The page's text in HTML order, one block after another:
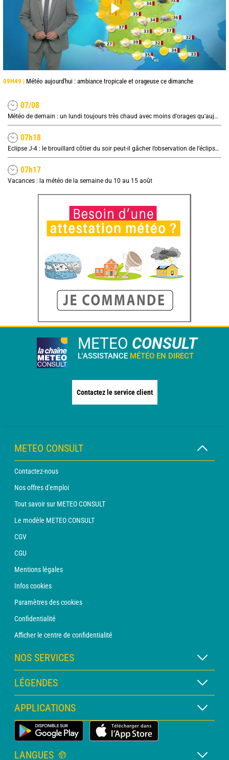
09H49 | Météo aujourd'hui : ambiance tropicale et orageuse ce dimanche
07/08
Météo de demain : un lundi toujours très chaud avec moins d'orages qu'aujourd'hui
07h18
Eclipse J-4 : le brouillard côtier du soir peut-il gâcher l’observation de l’éclipse à la plage ?
07h17
Vacances : la météo de la semaine du 10 au 15 août
METEO CONSULT
L'ASSISTANCE MÉTÉO EN DIRECT
Contactez le service client
METEO CONSULT
Contactez-nous
Nos offres d'emploi
Tout savoir sur METEO CONSULT
Le modèle METEO CONSULT
CGV
CGU
Mentions légales
Infos cookies
Paramètres des cookies
Confidentialité
Afficher le centre de confidentialité
NOS SERVICES
Abonnement METEO Xpert
Abonnement METEO PRO
Consultation avec un prévisionniste
Bulletin PRO
LÉGENDES
Légende des cartes
Légende des pictogrammes
Glossaire
APPLICATIONS
Application Météo Terrestre
LANGUES